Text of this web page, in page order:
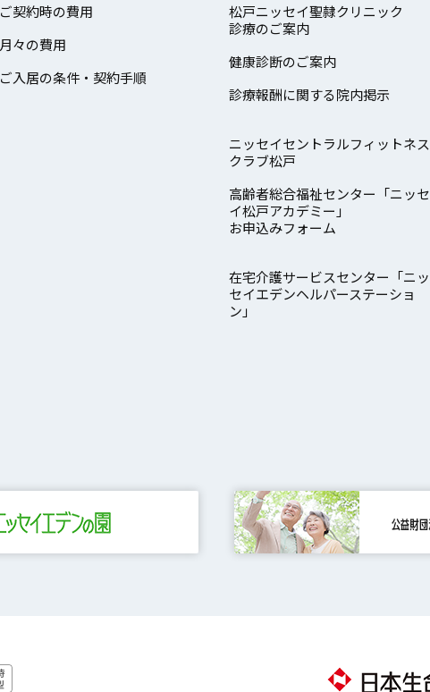
ご契約時の費用
月々の費用
ご入居の条件・契約手順
松戸ニッセイ聖隷クリニック
診療のご案内
健康診断のご案内
診療報酬に関する院内掲示
ニッセイセントラルフィットネス
クラブ松戸
高齢者総合福祉センター「ニッセ
イ松戸アカデミー」
お申込みフォーム
在宅介護サービスセンター「ニッ
セイエデンヘルパーステーショ
ン」